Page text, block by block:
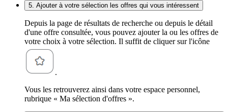
5. Ajouter à votre sélection les offres qui vous intéressent
Depuis la page de résultats de recherche ou depuis le détail
d'une offre consultée, vous pouvez ajouter la ou les offres de
votre choix à votre sélection. Il suffit de cliquer sur l'icône
.
Vous les retrouverez ainsi dans votre espace personnel,
rubrique « Ma sélection d'offres ».